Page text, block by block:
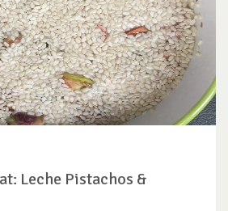
Leche Pistachos &